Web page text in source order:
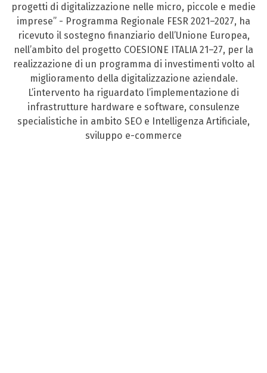
progetti di digitalizzazione nelle micro, piccole e medie
imprese” - Programma Regionale FESR 2021–2027, ha
ricevuto il sostegno finanziario dell’Unione Europea,
nell’ambito del progetto COESIONE ITALIA 21–27, per la
realizzazione di un programma di investimenti volto al
miglioramento della digitalizzazione aziendale.
L’intervento ha riguardato l’implementazione di
infrastrutture hardware e software, consulenze
specialistiche in ambito SEO e Intelligenza Artificiale,
sviluppo e-commerce